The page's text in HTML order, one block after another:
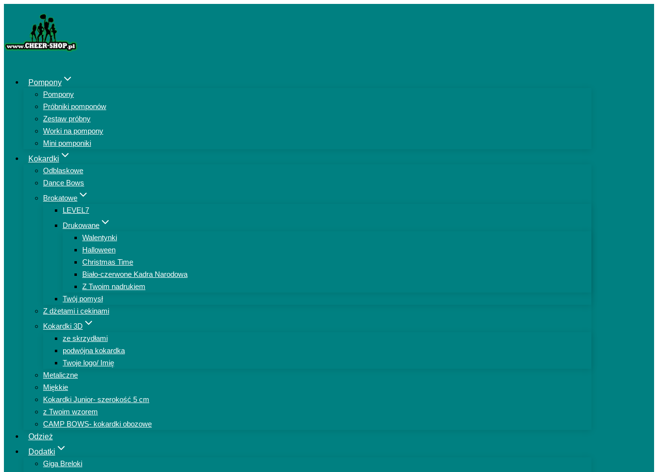
Pompony
Pompony
Próbniki pomponów
Zestaw próbny
Worki na pompony
Mini pomponiki
Kokardki
Odblaskowe
Dance Bows
Brokatowe
LEVEL7
Drukowane
Walentynki
Halloween
Christmas Time
Biało-czerwone Kadra Narodowa
Z Twoim nadrukiem
Twój pomysł
Z dżetami i cekinami
Kokardki 3D
ze skrzydłami
podwójna kokardka
Twoje logo/ Imię
Metaliczne
Miękkie
Kokardki Junior- szerokość 5 cm
z Twoim wzorem
CAMP BOWS- kokardki obozowe
Odzież
Dodatki
Giga Breloki